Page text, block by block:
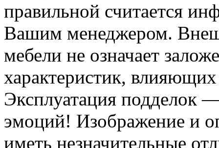
правильной считается
Вашим менеджером.
мебели не означает
характеристик, влияющих
Эксплуатация подделок
эмоций! Изображение и
иметь незначительные